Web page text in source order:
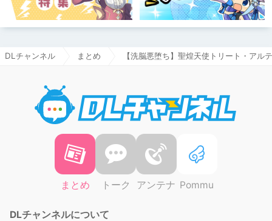
DLチャンネル まとめ 【洗脳悪堕ち】聖煌天使トリート・アル
まとめ トーク アンテナ Pommu
DLチャンネルについて